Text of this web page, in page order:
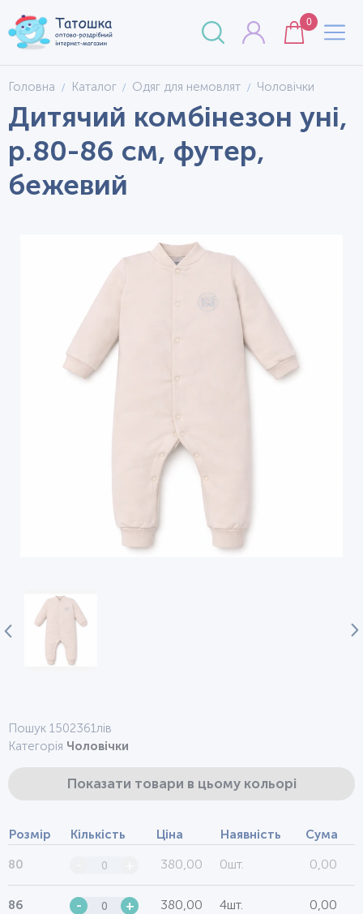
0
Головна Каталог Одяг для немовлят Чоловічки
Дитячий комбінезон уні,
р.80-86 см, футер,
бежевий
Пошук 1502361лів
Категорія Чоловічки
Показати товари в цьому кольорі
Розмір Кількість Ціна Наявність Сума
80 380,00 0шт. 0,00
86 - + 380,00 4шт. 0,00